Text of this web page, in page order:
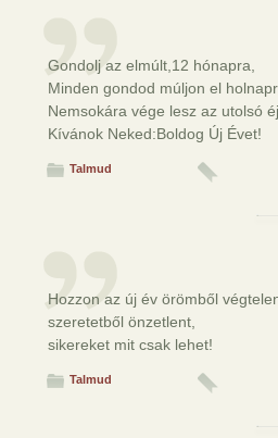
Gondolj az elmúlt,12 hónapra,
Minden gondod múljon el
Nemsokára vége lesz az utolsó
Kívánok Neked:Boldog Új Évet!
Talmud
Hozzon az új év örömből
szeretetből önzetlent,
sikereket mit csak lehet!
Talmud